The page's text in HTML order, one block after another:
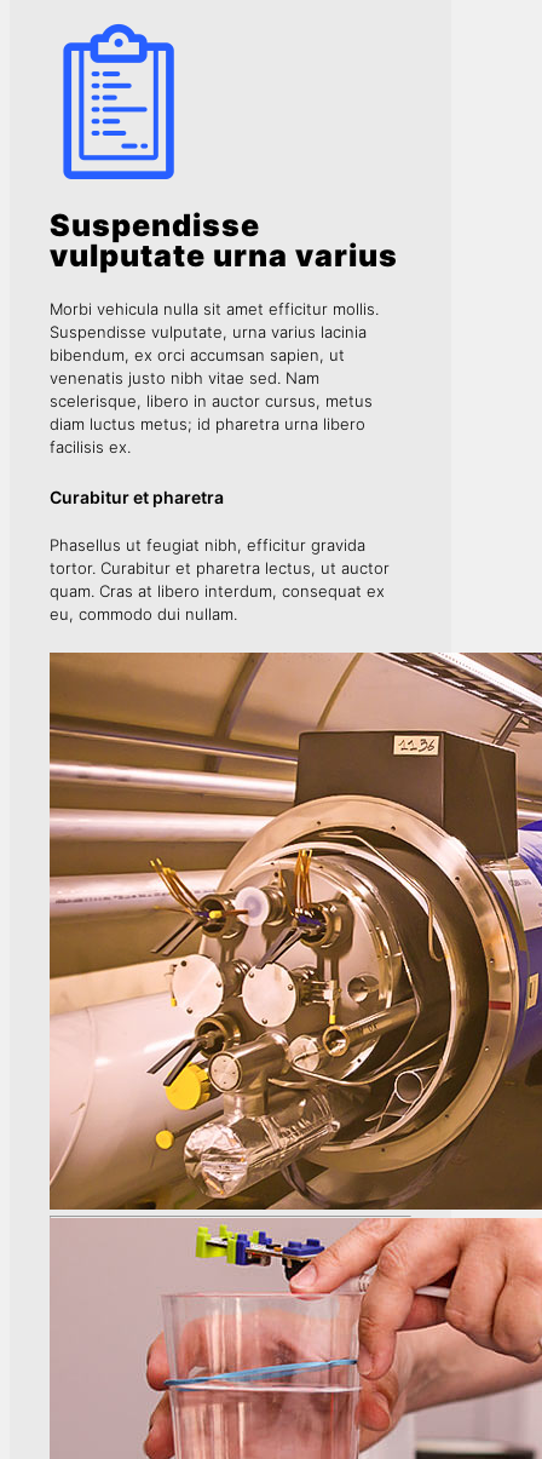
Suspendisse
vulputate urna varius
Morbi vehicula nulla sit amet efficitur mollis.
Suspendisse vulputate, urna varius lacinia
bibendum, ex orci accumsan sapien, ut
venenatis justo nibh vitae sed. Nam
scelerisque, libero in auctor cursus, metus
diam luctus metus; id pharetra urna libero
facilisis ex.
Curabitur et pharetra
Phasellus ut feugiat nibh, efficitur gravida
tortor. Curabitur et pharetra lectus, ut auctor
quam. Cras at libero interdum, consequat ex
eu, commodo dui nullam.